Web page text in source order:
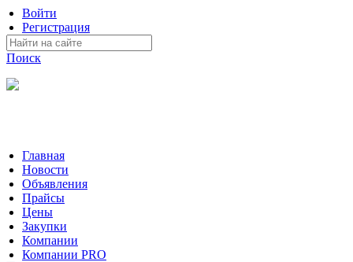
Войти
Регистрация
Поиск
Главная
Новости
Объявления
Прайсы
Цены
Закупки
Компании
Компании PRO